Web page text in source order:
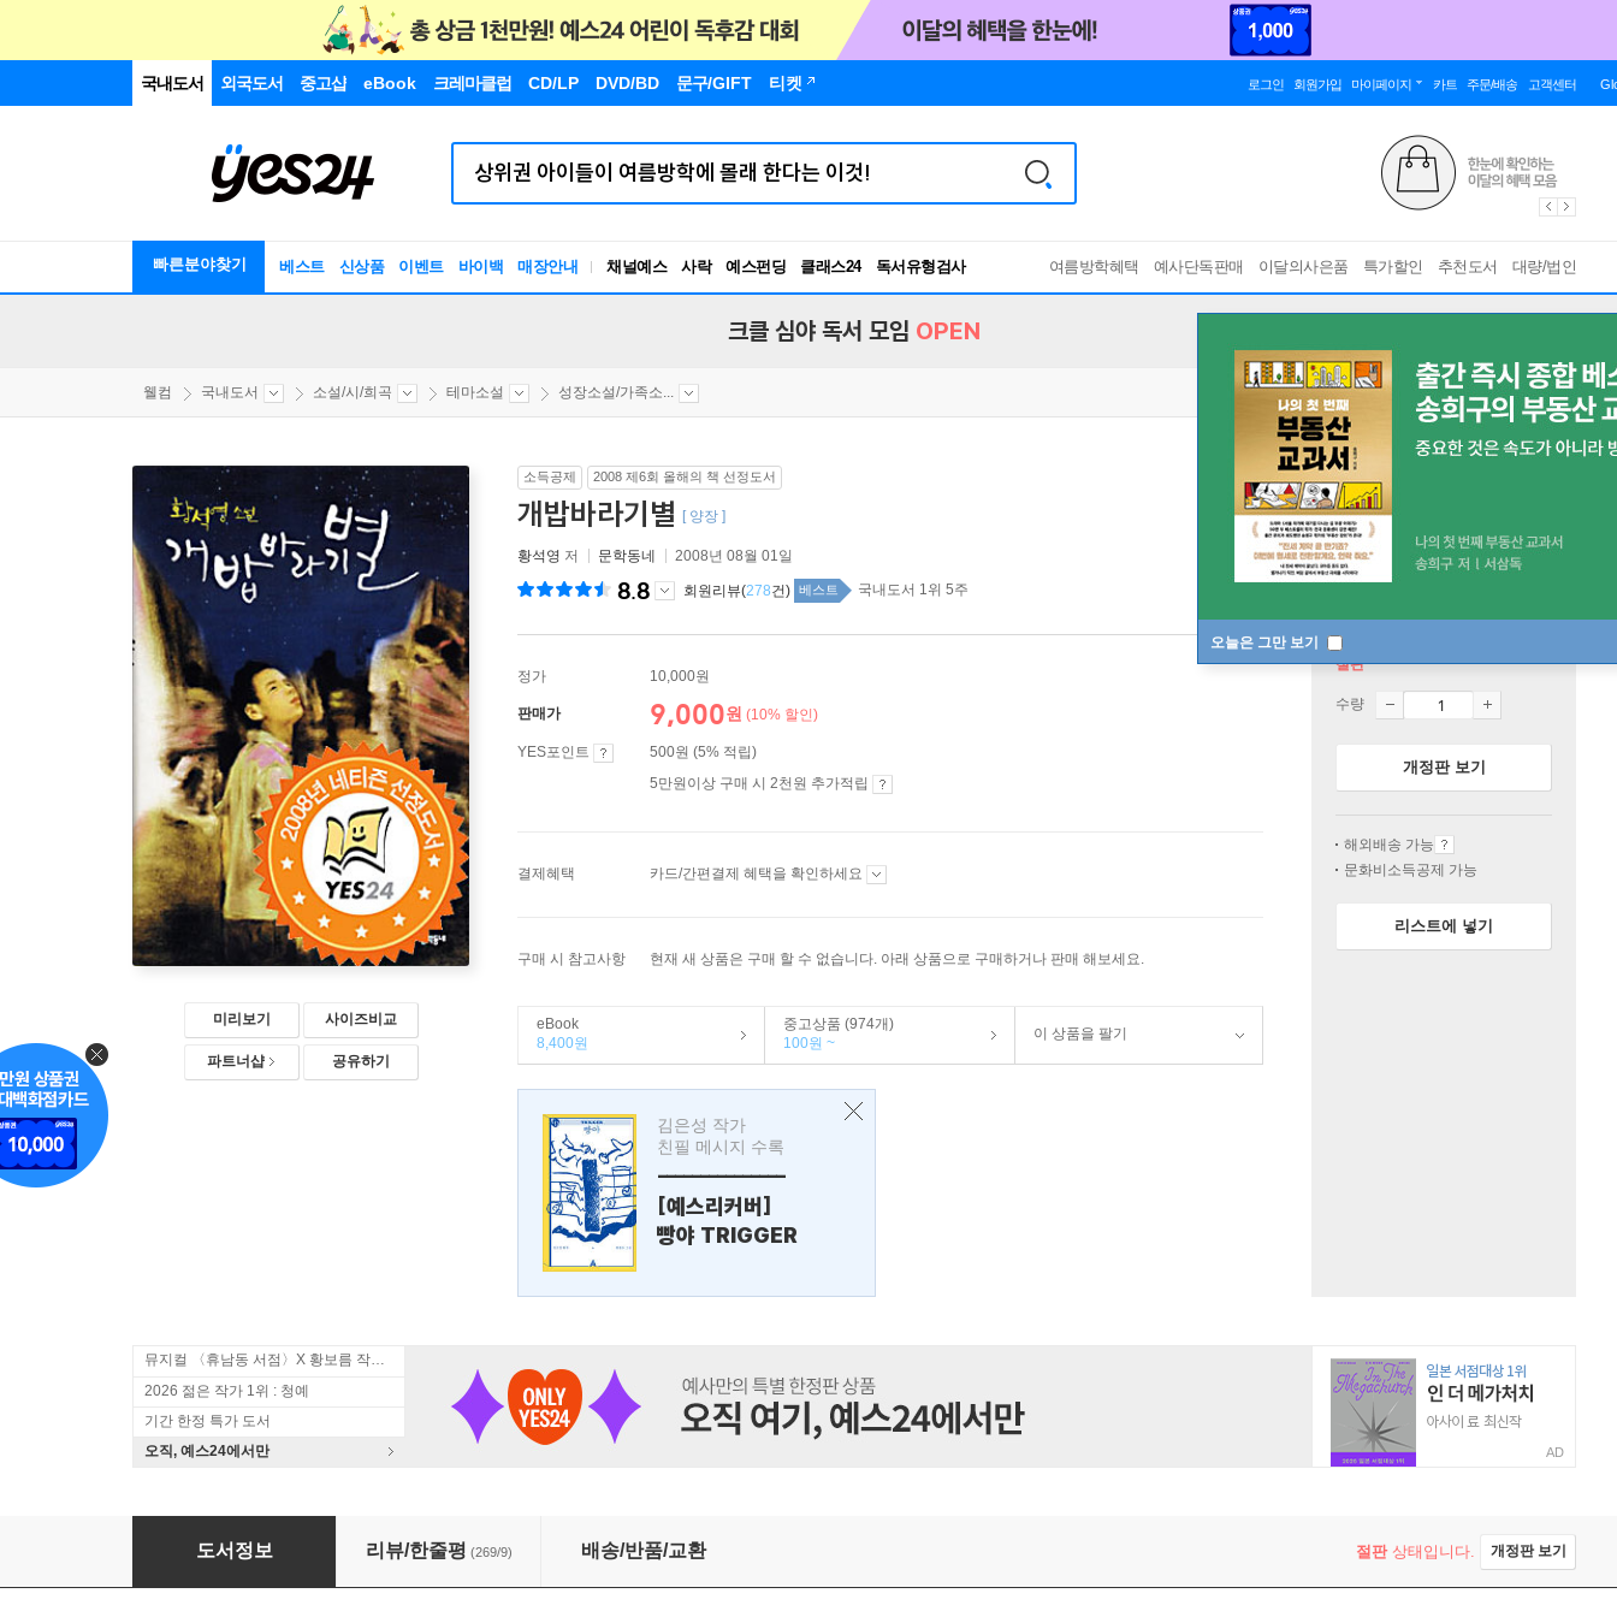
국내도서 외국도서 중고샵 eBook 크레마클럽 CD/LP DVD/BD 문구/GIFT 티켓 로그인 회원가입 마이페이지 카트 주문/배송 고객센터
빠른분야찾기 베스트 신상품 이벤트 바이백 매장안내 채널예스 사락 예스펀딩 클래스24
독서유형검사
RBTI Lab
여름방학혜택 예사단독판매 이달의사은품 특가할인 추천도서 대량/법인
오늘은 그만 보기
크클 심야 독서 모임 OPEN
웰컴 국내도서 소설/시/희곡 테마소설 성장소설/가족소...
미리보기 사이즈비교
파트너샵 공유하기
소득공제 2008 제6회 올해의 책 선정도서
개밥바라기별 [ 양장 ]
황석영 저 문학동네 2008년 08월 01일
8.8 회원리뷰(278건) 베스트 국내도서 1위 5주
정가 10,000원
판매가 9,000원 (10% 할인)
YES포인트
500원 (5% 적립)
5만원이상 구매 시 2천원 추가적립
결제혜택 카드/간편결제 혜택을 확인하세요
구매 시 참고사항 현재 새 상품은 구매 할 수 없습니다. 아래 상품으로 구매하거나 판매 해보세요.
eBook
8,400원
중고상품 (974개)
100원 ~
이 상품을 팔기
김은성 작가
친필 메시지 수록
---------------
[예스리커버]
빵야 TRIGGER
절판
수량
개정판 보기
해외배송 가능
문화비소득공제 가능
리스트에 넣기
뮤지컬 〈휴남동 서점〉X 황보름 작가 북토크
2026 젊은 작가 1위 : 청예
기간 한정 특가 도서
오직, 예스24에서만
AD
개밥바라기별
도서정보 리뷰/한줄평 (269/9) 배송/반품/교환 절판상태입니다. 개정판 보기